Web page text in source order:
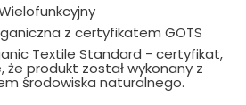
z certyfikatem GOTS
Textile Standard - certyfikat,
produkt został wykonany z
środowiska naturalnego.